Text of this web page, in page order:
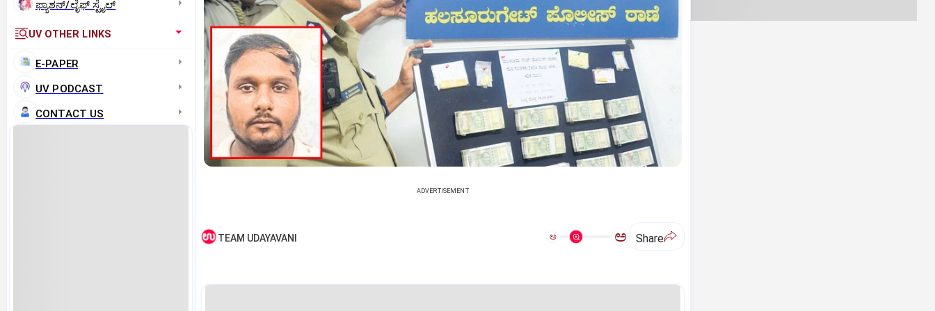
ಫ್ಯಾಶನ್/ಲೈಫ್‌ ಸ್ಟೈಲ್
UV OTHER LINKS
E-PAPER
UV PODCAST
CONTACT US
ADVERTISEMENT
TEAM UDAYAVANI ಅ ಅ Share